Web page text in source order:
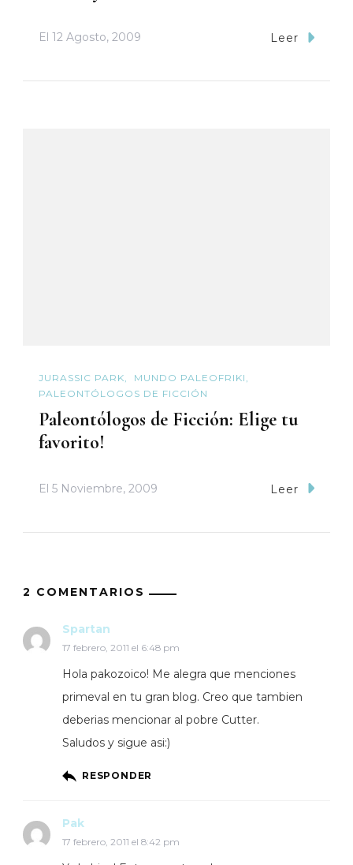
El 12 Agosto, 2009 Leer
JURASSIC PARK
MUNDO PALEOFRIKI
PALEONTÓLOGOS DE FICCIÓN
Paleontólogos de Ficción: Elige tu
favorito!
El 5 Noviembre, 2009 Leer
2 COMENTARIOS
Spartan
17 febrero, 2011 el 6:48 pm
Hola pakozoico! Me alegra que menciones
primeval en tu gran blog. Creo que tambien
deberias mencionar al pobre Cutter.
Saludos y sigue asi:)
RESPONDER
Pak
17 febrero, 2011 el 8:42 pm